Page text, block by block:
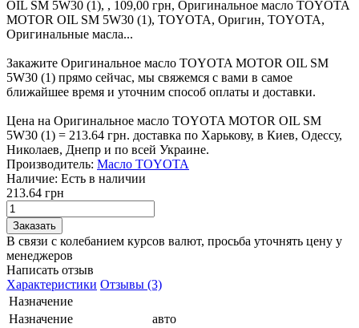
OIL SM 5W30 (1), , 109,00 грн, Оригинальное масло TOYOTA
MOTOR OIL SM 5W30 (1), TOYOTA, Оригин, TOYOTA,
Оригинальные масла...
Закажите Оригинальное масло TOYOTA MOTOR OIL SM
5W30 (1) прямо сейчас, мы свяжемся с вами в самое
ближайшее время и уточним способ оплаты и доставки.
Цена на Оригинальное масло TOYOTA MOTOR OIL SM
5W30 (1) = 213.64 грн. доставка по Харькову, в Киев, Одессу,
Николаев, Днепр и по всей Украине.
Производитель: Масло TOYOTA
Наличие: Есть в наличии
213.64 грн
В связи с колебанием курсов валют, просьба уточнять цену у
менеджеров
Написать отзыв
Характеристики Отзывы (3)
Назначение
Назначение
авто